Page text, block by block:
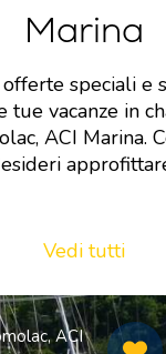
Marina
speciali e
vacanze in
ACI Marina.
Vedi tutti
ACI